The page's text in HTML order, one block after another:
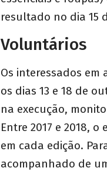
resultado no dia 15
Voluntários
Os interessados
os dias 13 e 18 de
na execução,
Entre 2017 e 2018,
em cada edição.
acompanhado de